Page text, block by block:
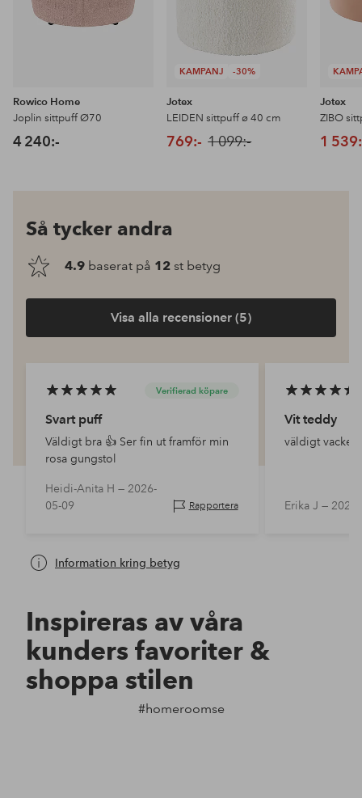
Rowico Home
Joplin sittpuff Ø70
4 240:-
KAMPANJ -30%
Jotex
LEIDEN sittpuff ø 40 cm
769:- 1 099:-
Jotex
ZIBO
1
Så tycker andra
4.9 baserat på 12 st betyg
Visa alla recensioner (5)
Verifierad köpare
Svart puff
Väldigt bra 👍 Ser fin ut framför min
rosa gungstol
Heidi-Anita H — 2026-
05-09
Rapportera
Vit teddy
väldigt vacker
Erika J —
Information kring betyg
Inspireras av våra
kunders favoriter &
shoppa stilen
#homeroomse